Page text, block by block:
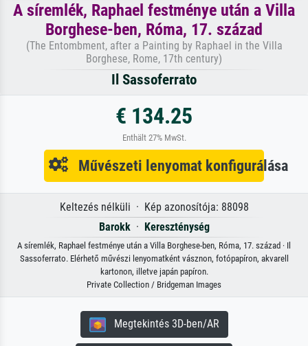
A síremlék, Raphael festménye után a Villa
Borghese-ben, Róma, 17. század
(The Entombment, after a Painting by Raphael in the Villa
Borghese, Rome, 17th century)
Il Sassoferrato
€ 134.25
Enthält 27% MwSt.
Művészeti lenyomat konfigurálása
Keltezés nélküli · Kép azonosítója: 88098
Barokk· Kereszténység
A síremlék, Raphael festménye után a Villa Borghese-ben, Róma, 17. század · Il
Sassoferrato. Elérhető művészi lenyomatként vásznon, fotópapíron, akvarell
kartonon, illetve japán papíron.
Private Collection / Bridgeman Images
Megtekintés 3D-ben/AR